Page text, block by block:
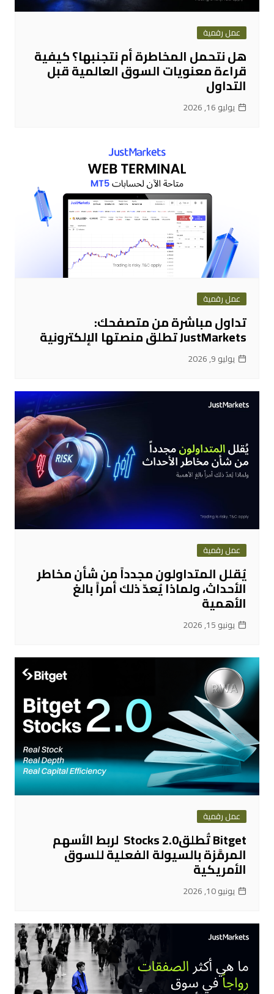
عمل رقمية
هل نتحمل المخاطرة أم نتجنبها؟ كيفية
قراءة معنويات السوق العالمية قبل
التداول
يوليو 16, 2026
عمل رقمية
تداول مباشرة من متصفحك:
JustMarkets تطلق منصتها الإلكترونية
يوليو 9, 2026
عمل رقمية
يُقلل المتداولون مجدداً من شأن مخاطر
الأحداث، ولماذا يُعدّ ذلك أمراً بالغ
الأهمية
يونيو 15, 2026
عمل رقمية
Bitget تُطلقStocks 2.0 لربط الأسهم
المرمَّزة بالسيولة الفعلية للسوق
الأمريكية
يونيو 10, 2026